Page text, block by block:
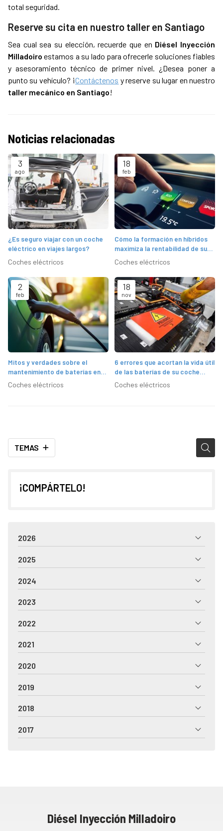
TEMAS
total seguridad.
Reserve su cita en nuestro taller en Santiago
Sea cual sea su elección, recuerde que en Diésel Inyección
Milladoiro estamos a su lado para ofrecerle soluciones fiables
y asesoramiento técnico de primer nivel. ¿Desea poner a
punto su vehículo? ¡Contáctenos y reserve su lugar en nuestro
taller mecánico en Santiago!
Noticias relacionadas
3
ago
¿Es seguro viajar con un coche
eléctrico en viajes largos?
Coches eléctricos
18
feb
Cómo la formación en híbridos
maximiza la rentabilidad de su
taller
Coches eléctricos
2
feb
Mitos y verdades sobre el
mantenimiento de baterías en
vehículos híbridos
Coches eléctricos
18
nov
6 errores que acortan la vida útil
de las baterías de su coche
eléctrico
Coches eléctricos
¡COMPÁRTELO!
2026
2025
2024
2023
2022
2021
2020
2019
2018
2017
Diésel Inyección Milladoiro